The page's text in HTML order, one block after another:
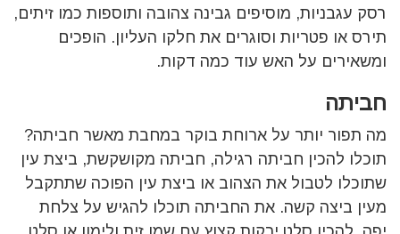
רסק עגבניות, מוסיפים גבינה צהובה ותוספות כמו זיתים,
תירס או פטריות וסוגרים את חלקו העליון. הופכים
ומשאירים על האש עוד כמה דקות.
חביתה
מה תפור יותר על ארוחת בוקר במחבת מאשר חביתה?
תוכלו להכין חביתה רגילה, חביתה מקושקשת, ביצת עין
שתוכלו לטבול את הצהוב או ביצת עין הפוכה שתתקבל
מעין ביצה קשה. את החביתה תוכלו להגיש על צלחת